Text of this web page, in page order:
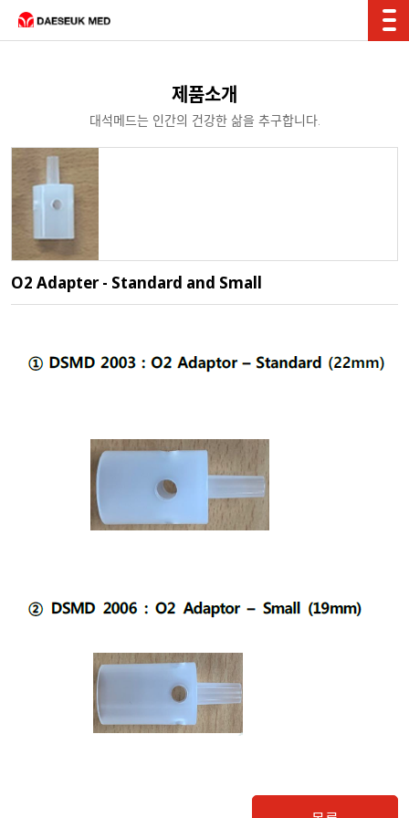
제품소개
대석메드는 인간의 건강한 삶을 추구합니다.
O2 Adapter - Standard and Small